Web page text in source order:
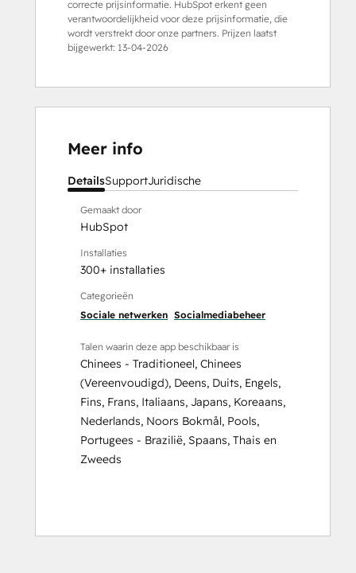
correcte prijsinformatie. HubSpot erkent geen
verantwoordelijkheid voor deze prijsinformatie, die
wordt verstrekt door onze partners. Prijzen laatst
bijgewerkt: 13-04-2026
Meer info
DetailsSupportJuridische
Gemaakt door
HubSpot
Installaties
300+ installaties
Categorieën
Sociale netwerken Socialmediabeheer
Talen waarin deze app beschikbaar is
Chinees - Traditioneel, Chinees
(Vereenvoudigd), Deens, Duits, Engels,
Fins, Frans, Italiaans, Japans, Koreaans,
Nederlands, Noors Bokmål, Pools,
Portugees - Brazilië, Spaans, Thais en
Zweeds